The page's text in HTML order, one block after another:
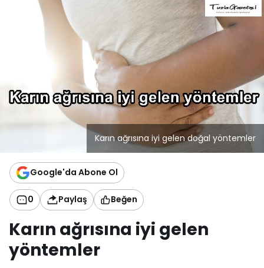
Karın ağrısına iyi gelen doğal yöntemler
Google'da Abone Ol
0 Paylaş Beğen
Karın ağrısına iyi gelen
yöntemler